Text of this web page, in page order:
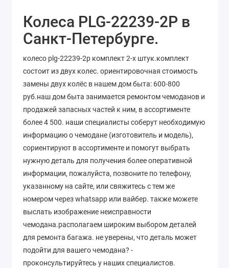
Колеса PLG-22239-2Р в
Санкт-Петербурге.
колесо plg-22239-2р комплект 2-х штук.комплект
состоит из двух колес. ориентировочная стоимость
замены двух колёс в нашем дом быта: 600-800
руб.наш дом быта занимается ремонтом чемоданов и
продажей запасных частей к ним, в ассортименте
более 4 500. наши специалисты соберут необходимую
информацию о чемодане (изготовитель и модель),
сориентируют в ассортименте и помогут выбрать
нужную деталь для получения более оперативной
информации, пожалуйста, позвоните по телефону,
указанному на сайте, или свяжитесь с тем же
номером через whatsapp или вайбер. также можете
выслать изображение неисправности
чемодана.располагаем широким выбором деталей
для ремонта багажа. не уверены, что деталь может
подойти для вашего чемодана? -
проконсультируйтесь у наших специалистов.